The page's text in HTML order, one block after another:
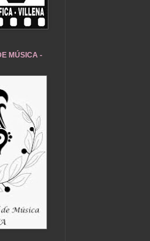
MÚSICA -